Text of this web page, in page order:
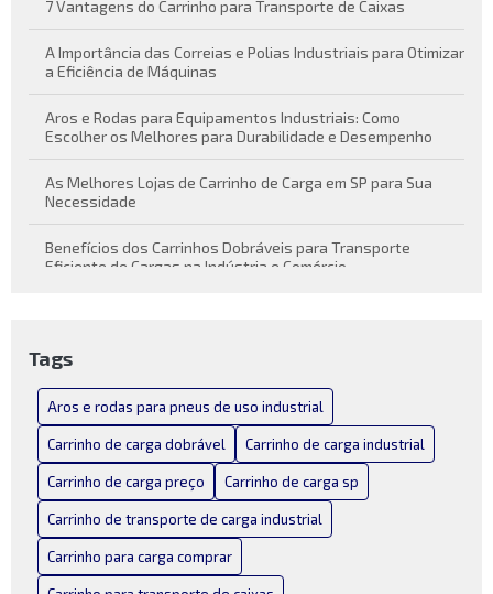
7 Vantagens do Carrinho para Transporte de Caixas
A Importância das Correias e Polias Industriais para Otimizar
a Eficiência de Máquinas
Aros e Rodas para Equipamentos Industriais: Como
Escolher os Melhores para Durabilidade e Desempenho
As Melhores Lojas de Carrinho de Carga em SP para Sua
Necessidade
Benefícios dos Carrinhos Dobráveis para Transporte
Eficiente de Cargas na Indústria e Comércio
Funcionalidades
Carrinho de Carga Dobrável: Praticidade em Movimento
Carrinho de Carga Industrial: Como Escolher o Melhor para
Carrinho de Carga Industrial: Escolha o Melhor para Suas
Necessidades
Tags
Aros e rodas para pneus de uso industrial
Carrinho de carga dobrável Carrinho de carga industrial
Carrinho de carga preço Carrinho de carga sp
Carrinho de transporte de carga industrial
Carrinho para carga comprar